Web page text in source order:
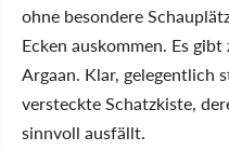
ohne besondere
Ecken auskommen. Es
Argaan. Klar, gelegentlich
versteckte Schatzkiste,
sinnvoll ausfällt.